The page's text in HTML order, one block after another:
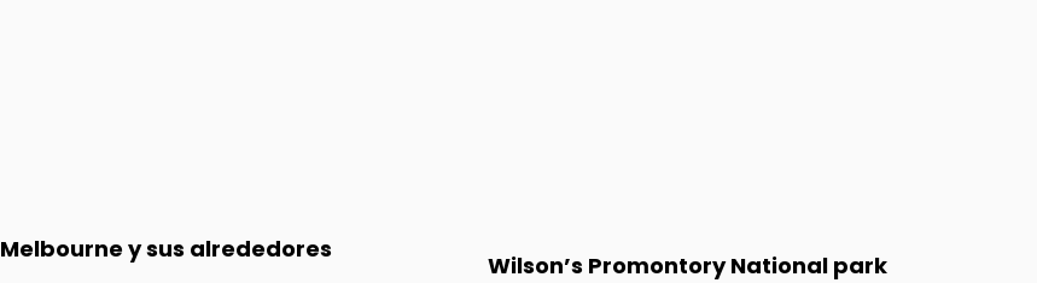
Melbourne y sus alrededores
Wilson’s Promontory National park